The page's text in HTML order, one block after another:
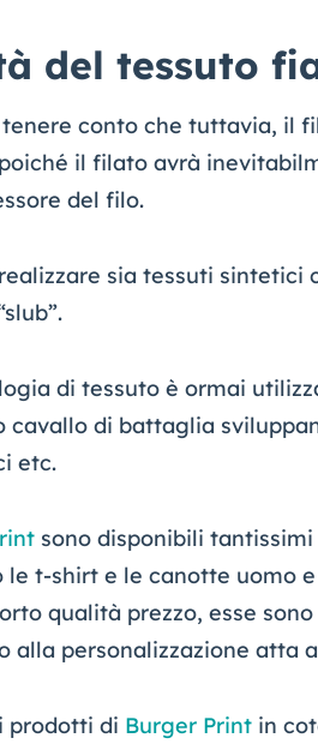
del tessuto
tenere conto che tuttavia, il
il filato avrà
del filo.
realizzare sia tessuti
di tessuto è ormai
cavallo di battaglia
etc.
sono disponibili
le t-shirt e le canotte uomo e
qualità prezzo, esse
alla personalizzazione atta
prodotti di Burger Print in